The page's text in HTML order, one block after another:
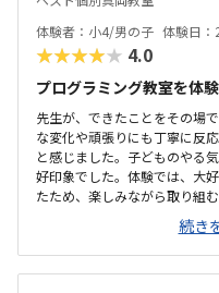
体験者：小4/男の子 体験日
★★★★★ 4.0
プログラミング教室を体
先生が、できたことをその場
な変化や頑張りにも丁寧に反
と感じました。子どものやる
好印象でした。体験では、大
たため、楽しみながら取り組
だ、今後もずっとマインクラ
で、その後も興味を持って取
た。教室は自宅から15分ほど
た。また、駐車場もあるため
続き